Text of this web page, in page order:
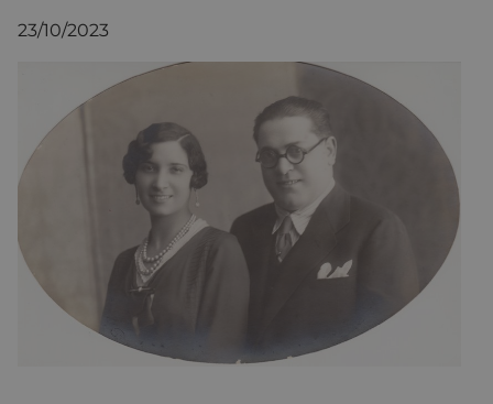
23/10/2023